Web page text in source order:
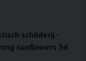
schilderij -
sunflowers 3d